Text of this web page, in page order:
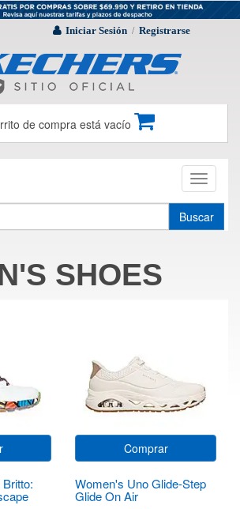
Iniciar Sesión / Registrarse
de compra está vacío
Toggle
Buscar
SHOES
Comprar
Women's Uno Glide-Step
Glide On Air